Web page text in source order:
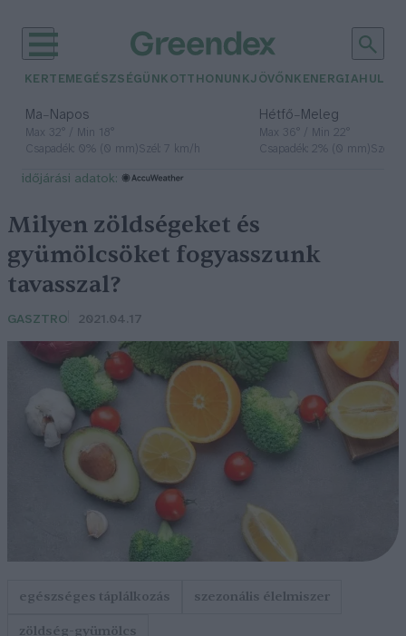
KERTEM EGÉSZSÉGÜNK OTTHONUNKJÖVŐNK ENERGIA
Ma– Napos
Max 32° / Min 18°
Csapadék: 0% (0 mm)Szél: 7 km/h
Hétfő– Meleg
Max 36° / Min 22°
Csapadék: 2% (0 mm)Szél:
időjárási adatok:
Milyen zöldségeket és
gyümölcsöket fogyasszunk
tavasszal?
GASZTRO 2021.04.17
egészséges táplálkozás
szezonális élelmiszer
zöldség-gyümölcs